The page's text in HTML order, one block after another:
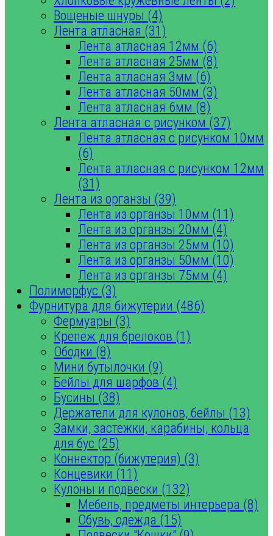
Вощеные шнуры (4)
Лента атласная (31)
Лента атласная 12мм (6)
Лента атласная 25мм (8)
Лента атласная 3мм (6)
Лента атласная 50мм (3)
Лента атласная 6мм (8)
Лента атласная с рисунком (37)
Лента атласная с рисунком 10мм
(6)
Лента атласная с рисунком 12мм
(31)
Лента из органзы (39)
Лента из органзы 10мм (11)
Лента из органзы 20мм (4)
Лента из органзы 25мм (10)
Лента из органзы 50мм (10)
Лента из органзы 75мм (4)
Полиморфус (3)
Фурнитура для бижутерии (486)
Фермуары (3)
Крепеж для брелоков (1)
Ободки (8)
Мини бутылочки (9)
Бейлы для шарфов (4)
Бусины (38)
Держатели для кулонов, бейлы (13)
Замки, застежки, карабины, кольца
для бус (25)
Коннектор (бижутерия) (3)
Концевики (11)
Кулоны и подвески (132)
Мебель, предметы интерьера (8)
Обувь, одежда (15)